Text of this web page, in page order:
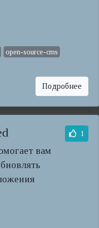
open-source-cms
Подробнее
вам
1